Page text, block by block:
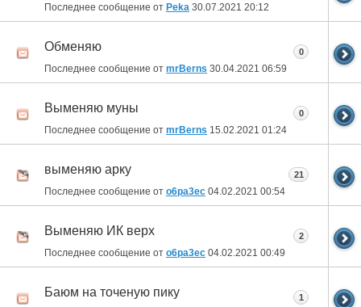
Последнее сообщение от Peka 30.07.2021 20:12
Обменяю
Последнее сообщение от mrBerns 30.04.2021 06:59
0
Выменяю муны
Последнее сообщение от mrBerns 15.02.2021 01:24
0
выменяю арку
Последнее сообщение от o6pa3ec 04.02.2021 00:54
21
Выменяю ИК верх
Последнее сообщение от o6pa3ec 04.02.2021 00:49
2
Баюм на точеную пику 1